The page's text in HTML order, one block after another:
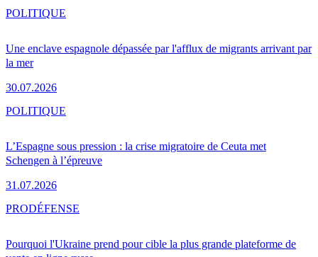
Une enclave espagnole dépassée par l'afflux de migrants arrivant par
la mer
30.07.2026
POLITIQUE
L’Espagne sous pression : la crise migratoire de Ceuta met
Schengen à l’épreuve
31.07.2026
POLITIQUE
Pourquoi l'Ukraine prend pour cible la plus grande plateforme de
PRODÉFENSE